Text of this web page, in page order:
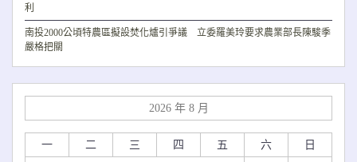
利
南投2000公頃特農區擬設焚化爐引爭議 立委羅美玲要求農業部長陳駿季
嚴格把關
2026 年 8 月
一 二 三 四 五 六
日